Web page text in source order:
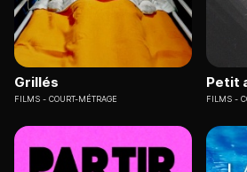
Grillés
FILMS COURT-MÉTRAGE
Petit
FILMS